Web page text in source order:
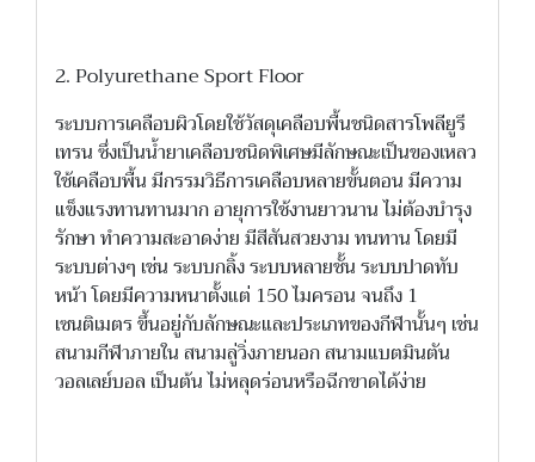
2. Polyurethane Sport Floor
ระบบการเคลือบผิวโดยใช้วัสดุเคลือบพื้นชนิดสารโพลียูรี
เทรน ซึ่งเป็นน้ำยาเคลือบชนิดพิเศษมีลักษณะเป็นของเหลว
ใช้เคลือบพื้น มีกรรมวิธีการเคลือบหลายขั้นตอน มีความ
แข็งแรงทานทานมาก อายุการใช้งานยาวนาน ไม่ต้องบำรุง
รักษา ทำความสะอาดง่าย มีสีสันสวยงาม ทนทาน โดยมี
ระบบต่างๆ เช่น ระบบกลิ้ง ระบบหลายชั้น ระบบปาดทับ
หน้า โดยมีความหนาตั้งแต่ 150 ไมครอน จนถึง 1
เซนติเมตร ขึ้นอยู่กับลักษณะและประเภทของกีฬานั้นๆ เช่น
สนามกีฬาภายใน สนามลู่วิ่งภายนอก สนามแบตมินตัน
วอลเลย์บอล เป็นต้น ไม่หลุดร่อนหรือฉีกขาดได้ง่าย